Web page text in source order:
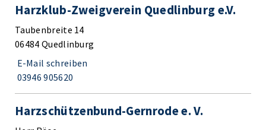
Harzklub-Zweigverein Quedlinburg e.V.
Taubenbreite 14
06484 Quedlinburg
E-Mail schreiben
03946 905620
Harzschützenbund-Gernrode e. V.